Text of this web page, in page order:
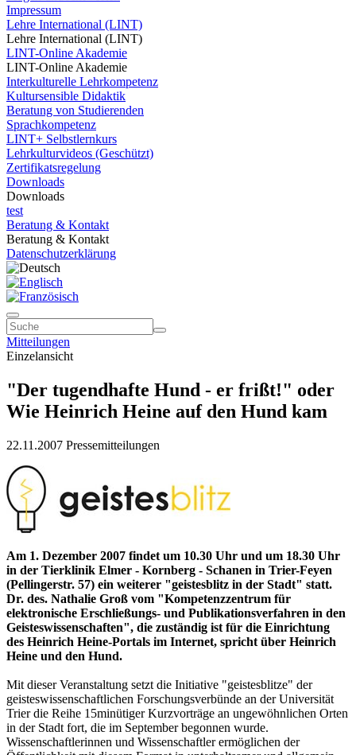
Impressum
Lehre International (LINT)
Lehre International (LINT)
LINT-Online Akademie
LINT-Online Akademie
Interkulturelle Lehrkompetenz
Kultursensible Didaktik
Beratung von Studierenden
Sprachkompetenz
LINT+ Selbstlernkurs
Lehrkulturvideos (Geschützt)
Zertifikatsregelung
Downloads
Downloads
test
Beratung & Kontakt
Beratung & Kontakt
Datenschutzerklärung
Mitteilungen
Einzelansicht
"Der tugendhafte Hund - er frißt!" oder
Wie Heinrich Heine auf den Hund kam
22.11.2007 Pressemitteilungen
Am 1. Dezember 2007 findet um 10.30 Uhr und um 18.30 Uhr
in der Tierklinik Elmer - Kornberg - Schanen in Trier-Feyen
(Pellingerstr. 57) ein weiterer "geistesblitz in der Stadt" statt.
Dr. des. Nathalie Groß vom "Kompetenzzentrum für
elektronische Erschließungs- und Publikationsverfahren in den
Geisteswissenschaften", die zuständig ist für die Einrichtung
des Heinrich Heine-Portals im Internet, spricht über Heinrich
Heine und den Hund.
Mit dieser Veranstaltung setzt die Initiative "geistesblitze" der
geisteswissenschaftlichen Forschungsverbünde an der Universität
Trier die Reihe 15minütiger Kurzvorträge an ungewöhnlichen Orten
in der Stadt fort, die im September begonnen wurde.
Wissenschaftlerinnen und Wissenschaftler ermöglichen der